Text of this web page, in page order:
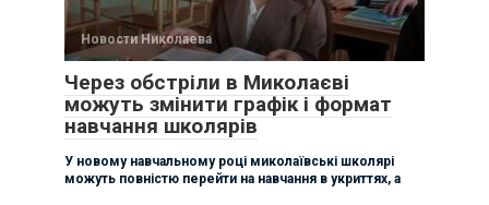
Новости Николаева
Через обстріли в Миколаєві
можуть змінити графік і формат
навчання школярів
У новому навчальному році миколаївські школярі
можуть повністю перейти на навчання в укриттях, а